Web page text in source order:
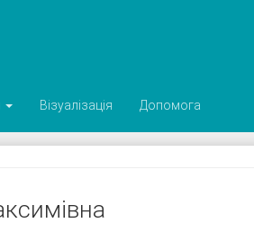
Візуалізація Допомога